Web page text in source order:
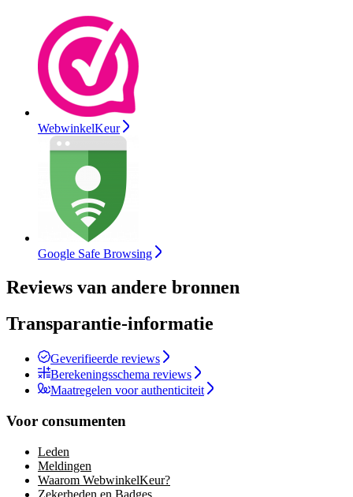
WebwinkelKeur
Google Safe Browsing
Reviews van andere bronnen
Transparantie-informatie
Geverifieerde reviews
Berekeningsschema reviews
Maatregelen voor authenticiteit
Voor consumenten
Leden
Meldingen
Waarom WebwinkelKeur?
Zekerheden en Badges